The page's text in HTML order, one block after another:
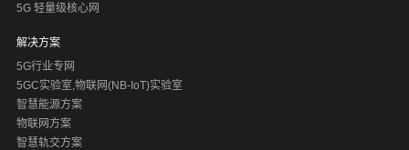
5G 轻量级核心网
解决方案
5G行业专网
5GC实验室,物联网(NB-IoT)实验室
智慧能源方案
物联网方案
智慧轨交方案